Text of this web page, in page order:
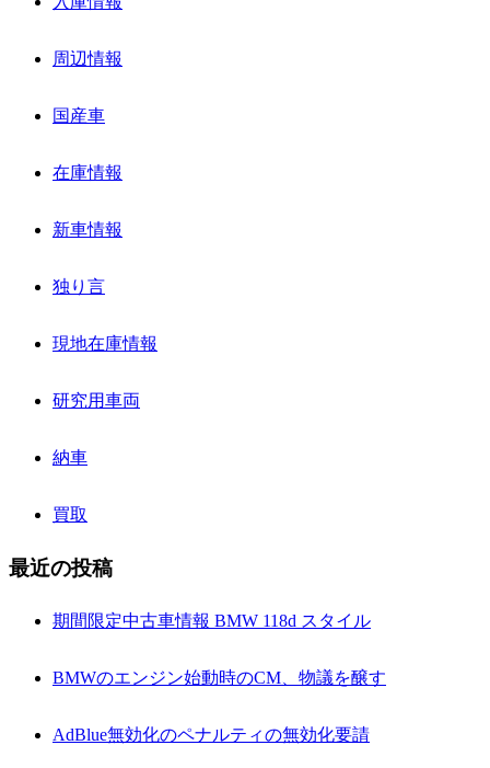
周辺情報
国産車
在庫情報
新車情報
独り言
現地在庫情報
研究用車両
納車
買取
最近の投稿
期間限定中古車情報 BMW 118d スタイル
BMWのエンジン始動時のCM、物議を醸す
AdBlue無効化のペナルティの無効化要請